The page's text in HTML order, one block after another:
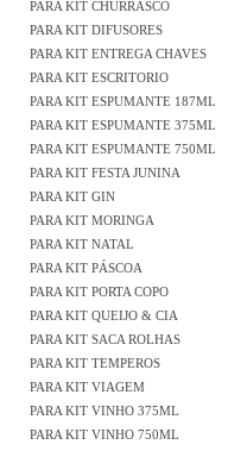
PARA KIT CHURRASCO
PARA KIT DIFUSORES
PARA KIT ENTREGA CHAVES
PARA KIT ESCRITORIO
PARA KIT ESPUMANTE 187ML
PARA KIT ESPUMANTE 375ML
PARA KIT ESPUMANTE 750ML
PARA KIT FESTA JUNINA
PARA KIT GIN
PARA KIT MORINGA
PARA KIT NATAL
PARA KIT PÁSCOA
PARA KIT PORTA COPO
PARA KIT QUEIJO & CIA
PARA KIT SACA ROLHAS
PARA KIT TEMPEROS
PARA KIT VIAGEM
PARA KIT VINHO 375ML
PARA KIT VINHO 750ML